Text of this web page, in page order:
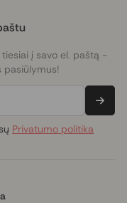
į savo el. paštą -
pasiūlymus!
Privatumo politika